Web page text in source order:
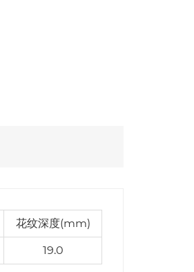
花纹深度(mm)
19.0